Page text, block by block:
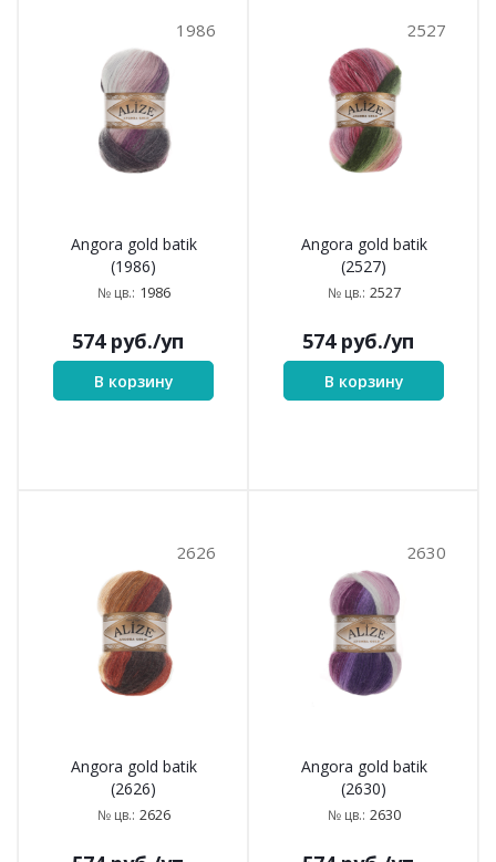
1986
Angora gold batik
(1986)
№ цв.: 1986
574руб./уп
В корзину
2527
Angora gold batik
(2527)
№ цв.: 2527
574руб./уп
В корзину
2626
Angora gold batik
(2626)
№ цв.: 2626
2630
Angora gold batik
(2630)
№ цв.: 2630